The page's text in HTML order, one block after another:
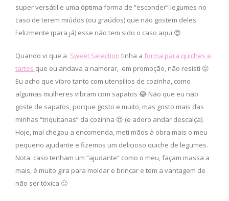
super versátil e uma óptima forma de “esconder” legumes no
caso de terem miúdos (ou graúdos) que não gostem deles.
Felizmente (para já) esse não tem sido o caso aqui 😍
Quando vi que a Sweet Selection tinha a forma para quiches e
tartes que eu andava a namorar, em promoção, não resisti 😝
Eu acho que vibro tanto com utensílios de cozinha, como
algumas mulheres vibram com sapatos 😂 Não que eu não
goste de sapatos, porque gosto e muito, mas gosto mais das
minhas “triquitanas” da cozinha 😍 (e adoro andar descalça).
Hoje, mal chegou a encomenda, meti mãos à obra mais o meu
pequeno ajudante e fizemos um delicioso quiche de legumes.
Nota: caso tenham um “ajudante” como o meu, façam massa a
mais, é muito gira para moldar e brincar e tem a vantagem de
não ser tóxica 🙂